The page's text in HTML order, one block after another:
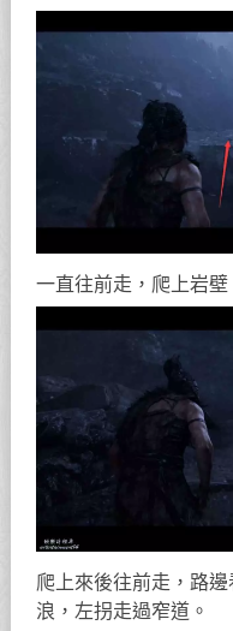
一直往前走，爬上岩壁
爬上來後往前走，路
浪，左拐走過窄道。